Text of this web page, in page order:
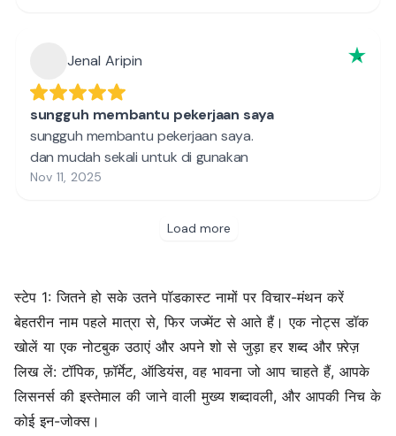
स्टेप 1: जितने हो सके उतने पॉडकास्ट नामों पर विचार-मंथन करें
बेहतरीन नाम पहले मात्रा से, फिर जज्मेंट से आते हैं। एक नोट्स डॉक
खोलें या एक नोटबुक उठाएं और अपने शो से जुड़ा हर शब्द और फ़्रेज़
लिख लें: टॉपिक, फ़ॉर्मेट, ऑडियंस, वह भावना जो आप चाहते हैं, आपके
लिसनर्स की इस्तेमाल की जाने वाली मुख्य शब्दावली, और आपकी निच के
कोई इन-जोक्स।